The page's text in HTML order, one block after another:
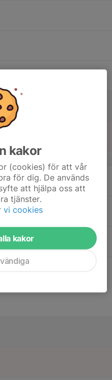
kakor
(cookies) för att vår
för dig. De används
att hjälpa oss att
tjänster.
vi cookies
kakor